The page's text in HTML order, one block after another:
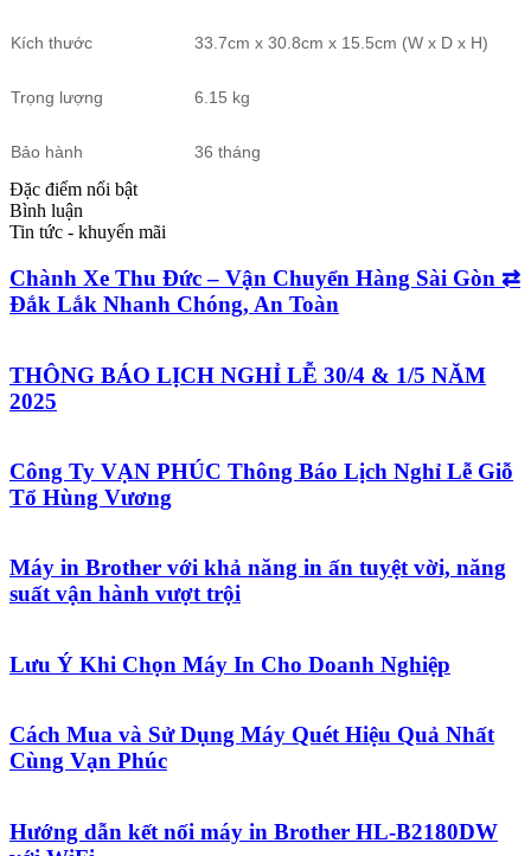
Kích thước 33.7cm x 30.8cm x 15.5cm (W x D x H)
Trọng lượng 6.15 kg
Bảo hành 36 tháng
Đặc điểm nổi bật
Bình luận
Tin tức - khuyến mãi
Chành Xe Thu Đức – Vận Chuyển Hàng Sài Gòn ⇄
Đắk Lắk Nhanh Chóng, An Toàn
THÔNG BÁO LỊCH NGHỈ LỄ 30/4 & 1/5 NĂM
2025
Công Ty VẠN PHÚC Thông Báo Lịch Nghỉ Lễ Giỗ
Tổ Hùng Vương
Máy in Brother với khả năng in ấn tuyệt vời, năng
suất vận hành vượt trội
Lưu Ý Khi Chọn Máy In Cho Doanh Nghiệp
Cách Mua và Sử Dụng Máy Quét Hiệu Quả Nhất
Cùng Vạn Phúc
Hướng dẫn kết nối máy in Brother HL-B2180DW